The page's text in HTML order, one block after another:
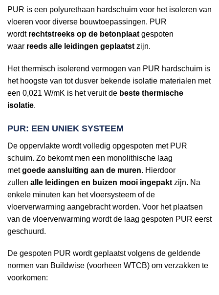
PUR is een polyurethaan hardschuim voor het isoleren van
vloeren voor diverse bouwtoepassingen. PUR
wordt rechtstreeks op de betonplaat gespoten
waar reeds alle leidingen geplaatst zijn.
Het thermisch isolerend vermogen van PUR hardschuim is
het hoogste van tot dusver bekende isolatie materialen met
een 0,021 W/mK is het veruit de beste thermische
isolatie.
PUR: EEN UNIEK SYSTEEM
De oppervlakte wordt volledig opgespoten met PUR
schuim. Zo bekomt men een monolithische laag
metgoede aansluiting aan de muren. Hierdoor
zullen alle leidingen en buizen mooi ingepakt zijn. Na
enkele minuten kan het vloersysteem of de
vloerverwarming aangebracht worden. Voor het plaatsen
van de vloerverwarming wordt de laag gespoten PUR eerst
geschuurd.
De gespoten PUR wordt geplaatst volgens de geldende
normen van Buildwise (voorheen WTCB) om verzakken te
voorkomen: